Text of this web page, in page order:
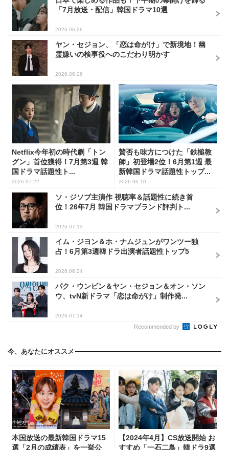
2026.06.26
Netflix今年初の時代劇「トン
グン」首位獲得！7月第3週 韓
国ドラマ話題性ト...
2026.07.22
賛否も味方につけた「鉄槌教
師」初登場2位！6月第1週 最
新韓国ドラマ話題性トップ...
2026.06.10
ソ・ジソブ主演作 視聴率＆話題性に続き首
位！26年7月 韓国ドラマブランド評判ト...
2026.07.13
イム・ジヨン＆ホ・ナムジュンがワンツー独
占！6月第3週韓ドラ出演者話題性トップ5
2026.06.24
ウ、tvN新ドラマ「恋は命がけ」制作発...
2026.07.14
今、あなたにオススメ
本国放送の最新韓国ドラマ15
選「2月の成績表」を一挙公
開！
2024.03.07
【2024年4月】CS放送開始 お
すすめ「一石二鳥」韓ドラ9選
2024.03.05
【2024年3月】CSで放送開始する韓ドラ「時代
劇」おすすめ 5選
2024.02.06